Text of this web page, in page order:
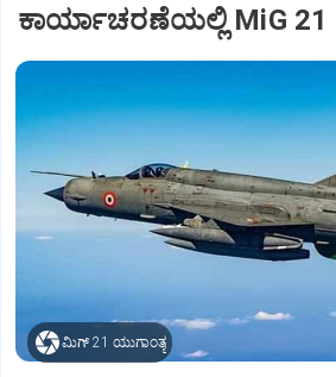
ಕಾರ್ಯಾಚರಣೆಯಲ್ಲಿ MiG 21
ಮಿಗ್‌ 21 ಯುಗಾಂತ್ಯ